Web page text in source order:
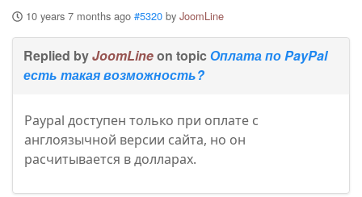
10 years 7 months ago #5320 by JoomLine
Replied byJoomLineon topic Оплата по PayPal
есть такая возможность?
Paypal доступен только при оплате с
англоязычной версии сайта, но он
расчитывается в долларах.